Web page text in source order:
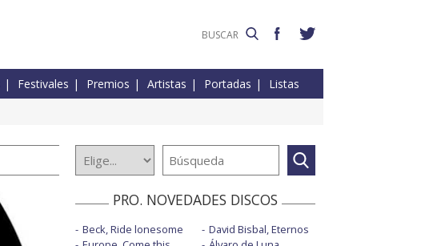
Festivales Premios Artistas Portadas Listas
PRO. NOVEDADES DISCOS
Beck, Ride lonesome
David Bisbal, Eternos